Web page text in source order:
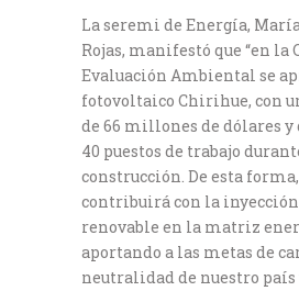
La seremi de Energía,
Rojas, manifestó que “en la
Evaluación Ambiental se
fotovoltaico Chirihue, con
de 66 millones de dólares y
40 puestos de trabajo
construcción. De esta
contribuirá con la
renovable en la matriz
aportando a las metas de
neutralidad de nuestro